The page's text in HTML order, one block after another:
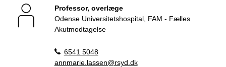
Professor, overlæge
Odense Universitetshospital, FAM - Fælles
Akutmodtagelse
6541 5048
annmarie.lassen@rsyd.dk